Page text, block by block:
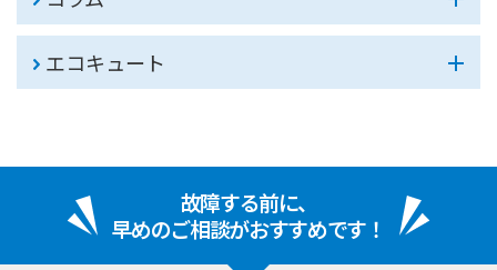
エコキュート
故障する前に、
早めのご相談がおすすめです！